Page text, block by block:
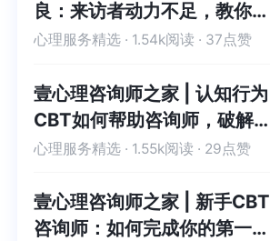
良：来访者动力不足，教你三
招应对
心理服务精选 · 1.54k阅读 · 37点赞
壹心理咨询师之家 | 认知行为
CBT如何帮助咨询师，破解来
访的灾难化思维
心理服务精选 · 1.55k阅读 · 29点赞
壹心理咨询师之家 | 新手CBT
咨询师：如何完成你的第一份